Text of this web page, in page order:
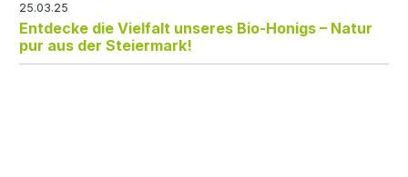
25.03.25
Entdecke die Vielfalt unseres Bio-Honigs – Natur
pur aus der Steiermark!